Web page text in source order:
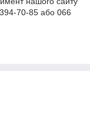
70-85 або 066